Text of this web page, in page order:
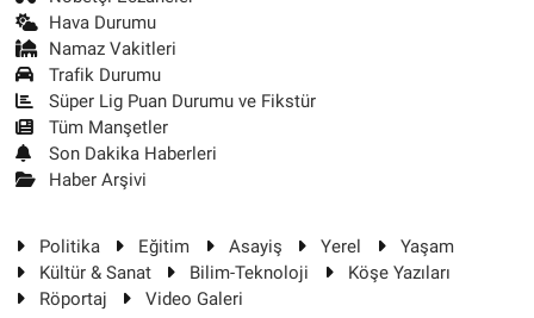
Hava Durumu
Namaz Vakitleri
Trafik Durumu
Süper Lig Puan Durumu ve Fikstür
Tüm Manşetler
Son Dakika Haberleri
Haber Arşivi
Politika Eğitim Asayiş Yerel
Yaşam
Kültür & Sanat
Bilim-Teknoloji
Köşe Yazıları
Röportaj
Video Galeri